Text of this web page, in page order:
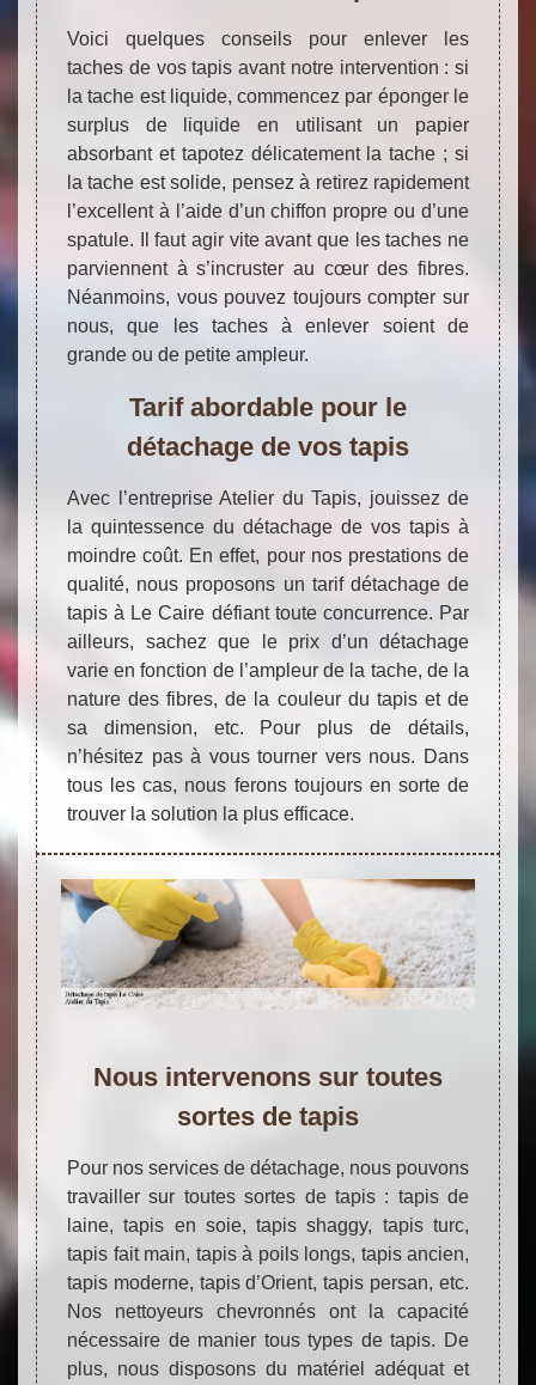
Voici quelques conseils pour enlever les
taches de vos tapis avant notre intervention : si
la tache est liquide, commencez par éponger le
surplus de liquide en utilisant un papier
absorbant et tapotez délicatement la tache ; si
la tache est solide, pensez à retirez rapidement
l’excellent à l’aide d’un chiffon propre ou d’une
spatule. Il faut agir vite avant que les taches ne
parviennent à s’incruster au cœur des fibres.
Néanmoins, vous pouvez toujours compter sur
nous, que les taches à enlever soient de
grande ou de petite ampleur.
Tarif abordable pour le
détachage de vos tapis
Avec l’entreprise Atelier du Tapis, jouissez de
la quintessence du détachage de vos tapis à
moindre coût. En effet, pour nos prestations de
qualité, nous proposons un tarif détachage de
tapis à Le Caire défiant toute concurrence. Par
ailleurs, sachez que le prix d’un détachage
varie en fonction de l’ampleur de la tache, de la
nature des fibres, de la couleur du tapis et de
sa dimension, etc. Pour plus de détails,
n’hésitez pas à vous tourner vers nous. Dans
tous les cas, nous ferons toujours en sorte de
trouver la solution la plus efficace.
Nous intervenons sur toutes
sortes de tapis
Pour nos services de détachage, nous pouvons
travailler sur toutes sortes de tapis : tapis de
laine, tapis en soie, tapis shaggy, tapis turc,
tapis fait main, tapis à poils longs, tapis ancien,
tapis moderne, tapis d’Orient, tapis persan, etc.
Nos nettoyeurs chevronnés ont la capacité
nécessaire de manier tous types de tapis. De
plus, nous disposons du matériel adéquat et